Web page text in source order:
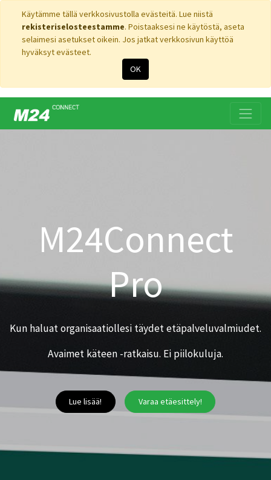
Käytämme tällä verkkosivustolla evästeitä. Lue niistä
rekisteriselosteestamme. Poistaaksesi ne käytöstä, aseta
selaimesi asetukset oikein. Jos jatkat verkkosivun käyttöä
hyväksyt evästeet.
OK
M24Connect
Pro
Kun haluat organisaatiollesi täydet etäpalveluvalmiudet.
Avaimet käteen -ratkaisu. Ei piilokuluja.
Lue lisää! Varaa etäesittely!